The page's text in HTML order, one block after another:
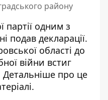
району
партії одним з
подав декларації.
області до
війни встиг
Детальніше про це